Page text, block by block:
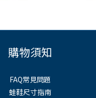
購物須知
FAQ常見問題
蛙鞋尺寸指南